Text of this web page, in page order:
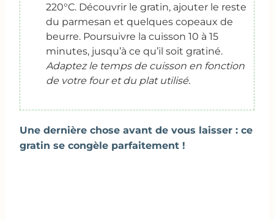
220°C. Découvrir le gratin, ajouter le reste
du parmesan et quelques copeaux de
beurre. Poursuivre la cuisson 10 à 15
minutes, jusqu’à ce qu’il soit gratiné.
Adaptez le temps de cuisson en fonction
de votre four et du plat utilisé.
Une dernière chose avant de vous laisser : ce
gratin se congèle parfaitement !